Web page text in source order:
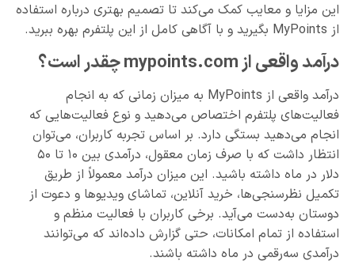
این مزایا و معایب کمک می‌کند تا تصمیم بهتری درباره استفاده
از MyPoints بگیرید و با آگاهی کامل از این پلتفرم بهره ببرید.
درآمد واقعی از mypoints.com چقدر است؟
درآمد واقعی از MyPoints به میزان زمانی که به انجام
فعالیت‌های پلتفرم اختصاص می‌دهید و نوع فعالیت‌هایی که
انجام می‌دهید بستگی دارد. بر اساس تجربه کاربران، می‌توان
انتظار داشت که با صرف زمان معقول، درآمدی بین ۱۰ تا ۵۰
دلار در ماه داشته باشید. این میزان درآمد معمولاً از طریق
تکمیل نظرسنجی‌ها، خرید آنلاین، تماشای ویدیوها و دعوت از
دوستان به‌دست می‌آید. برخی کاربران با فعالیت منظم و
استفاده از تمام امکانات، حتی گزارش داده‌اند که می‌توانند
درآمدی سه‌رقمی در ماه داشته باشند.